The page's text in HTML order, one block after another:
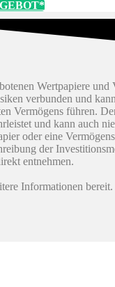
Wertpapiere und
verbunden und
Vermögens führen.
und kann auch
oder eine
der
entnehmen.
Informationen bereit.